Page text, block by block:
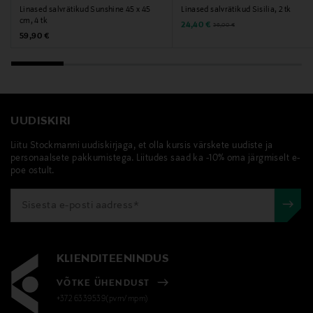
Linased salvrätikud Sunshine 45 x 45
cm, 4 tk
Original Price
59,90 €
Linased salvrätikud Sisilia, 2 tk
Discounted Price
24,40 € Original Price
36,00 €
UUDISKIRI
Liitu Stockmanni uudiskirjaga, et olla kursis värskete uudiste ja
personaalsete pakkumistega. Liitudes saad ka -10% oma järgmiselt e-
poe ostult.
KLIENDITEENINDUS
VÕTKE ÜHENDUST
+372 6339539(pvm/mpm)